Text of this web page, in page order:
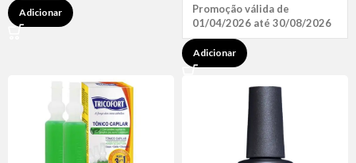
Adicionar
Promoção válida de
01/04/2026 até 30/08/2026
Adicionar